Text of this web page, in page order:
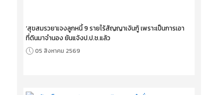
‘สุขสมรวย’แจงลูกหนี้ 9 รายไร้สัญญาเงินกู้ เพราะเป็นการเอา
ที่ดินมาจำนอง ยันแจ้งป.ป.ช.แล้ว
05 สิงหาคม 2569